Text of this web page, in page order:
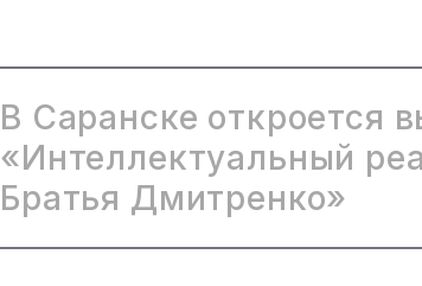
В Саранске откроется
«Интеллектуальный
Братья Дмитренко»